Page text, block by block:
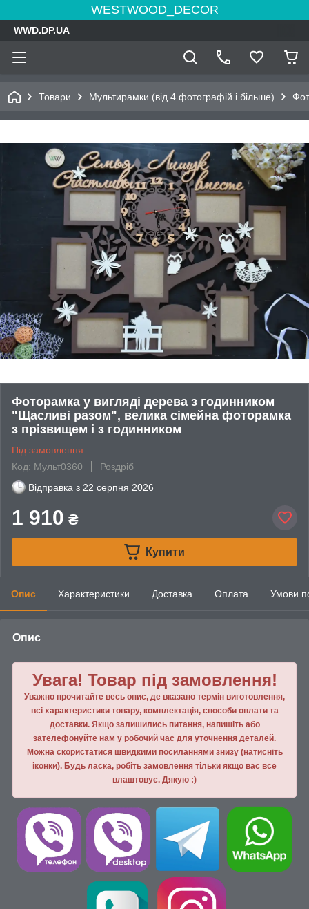
WESTWOOD_DECOR
WWD.DP.UA
Товари Мультирамки (від 4 фотографій і більше)
Фоторамка у вигляді дерева з годинником
"Щасливі разом", велика сімейна фоторамка
з прізвищем і з годинником
Під замовлення
Код: Мульт0360
Роздріб
Відправка з 22 серпня 2026
1 910 ₴
Купити
Опис Характеристики Доставка Оплата Умови
Опис
Увага! Товар під замовлення!
Уважно прочитайте весь опис, де вказано термін виготовлення,
всі характеристики товару, комплектація, способи оплати та
доставки. Якщо залишились питання, напишiть або
зателефонуйте нам у робочий час для уточнення деталей.
Можна скористатися швидкими посиланнями знизу (натисніть
іконки). Будь ласка, робiть замовлення тiльки якщо вас все
влаштовує. Дякую :)